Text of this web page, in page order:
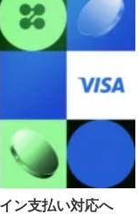
ン支払い対応へ